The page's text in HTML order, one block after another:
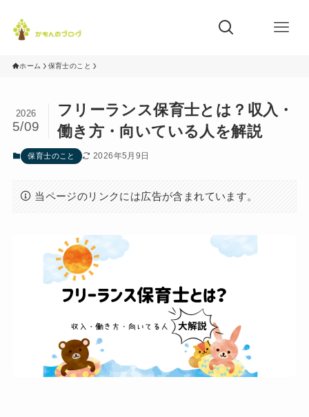
ホーム 保育士のこと
フリーランス保育士とは？収入・
働き方・向いている人を解説
2026
5/09
保育士のこと 2026年5月9日
当ページのリンクには広告が含まれています。